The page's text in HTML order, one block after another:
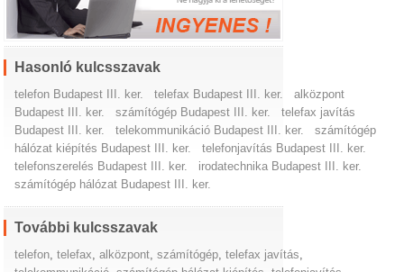
Hasonló kulcsszavak
telefon Budapest III. ker. telefax Budapest III. ker.
alközpont
Budapest III. ker.
számítógép Budapest III. ker.
telefax javítás
Budapest III. ker.
telekommunikáció Budapest III. ker.
számítógép
hálózat kiépítés Budapest III. ker.
telefonjavítás Budapest III. ker.
telefonszerelés Budapest III. ker.
irodatechnika Budapest III. ker.
számítógép hálózat Budapest III. ker.
További kulcsszavak
telefon ,telefax ,alközpont ,számítógép ,telefax javítás